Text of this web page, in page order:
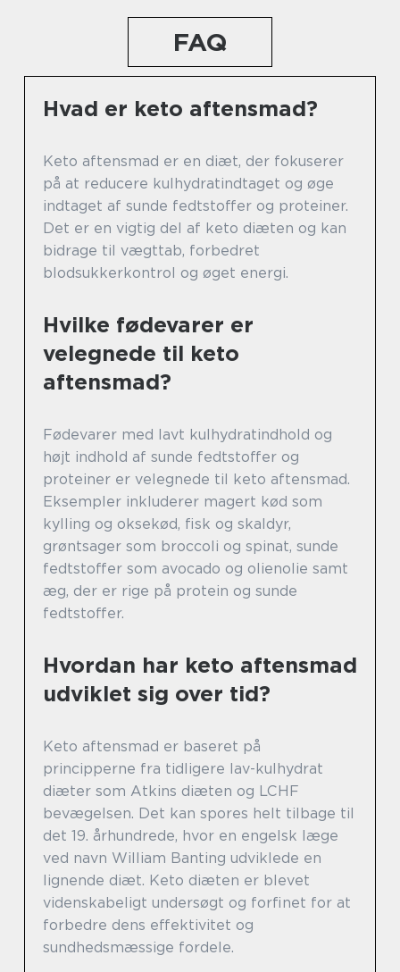
FAQ
Hvad er keto aftensmad?
Keto aftensmad er en diæt, der fokuserer
på at reducere kulhydratindtaget og øge
indtaget af sunde fedtstoffer og proteiner.
Det er en vigtig del af keto diæten og kan
bidrage til vægttab, forbedret
blodsukkerkontrol og øget energi.
Hvilke fødevarer er
velegnede til keto
aftensmad?
Fødevarer med lavt kulhydratindhold og
højt indhold af sunde fedtstoffer og
proteiner er velegnede til keto aftensmad.
Eksempler inkluderer magert kød som
kylling og oksekød, fisk og skaldyr,
grøntsager som broccoli og spinat, sunde
fedtstoffer som avocado og olienolie samt
æg, der er rige på protein og sunde
fedtstoffer.
Hvordan har keto aftensmad
udviklet sig over tid?
Keto aftensmad er baseret på
principperne fra tidligere lav-kulhydrat
diæter som Atkins diæten og LCHF
bevægelsen. Det kan spores helt tilbage til
det 19. århundrede, hvor en engelsk læge
ved navn William Banting udviklede en
lignende diæt. Keto diæten er blevet
videnskabeligt undersøgt og forfinet for at
forbedre dens effektivitet og
sundhedsmæssige fordele.